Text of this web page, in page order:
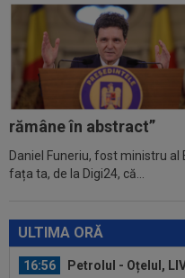
rămâne în abstract”
Daniel Funeriu, fost ministru
fața ta, de la Digi24, că...
ULTIMA ORĂ
Bîrligea, criticat de Gigi
16:28
Romelu Lukaku
care-l va avea și suma de...
16:10
FCSB a luat
Târnovanu, după ce l-a scos
17:06 LIVE
0-0, DGS 1. Gavrilaș,
Marius Șumudică
16:56
Petrolul - Oțelul,